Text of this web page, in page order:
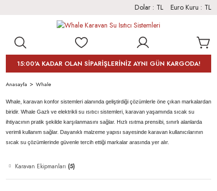
Dolar : TL Euro Kuru : TL
15:00'A KADAR OLAN SİPARİŞLERİNİZ AYNI GÜN KARGODA!
Anasayfa Whale
Whale, karavan konfor sistemleri alanında geliştirdiği çözümlerle öne çıkan markalardan
biridir. Whale Gazlı ve elektrikli su ısıtıcı sistemleri, karavan yaşamında sıcak su
ihtiyacının pratik şekilde karşılanmasını sağlar. Hızlı ısıtma prensibi, sınırlı alanlarda
verimli kullanım sağlar. Dayanıklı malzeme yapısı sayesinde karavan kullanıcılarının
sıcak su çözümlerinde güvenle tercih ettiği markalar arasında yer alır.
Karavan Ekipmanları (5)